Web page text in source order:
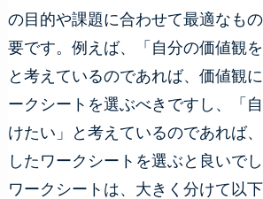
の目的や課題に合わせて最適なも
要です。例えば、「自分の価値観を
と考えているのであれば、価値観
ークシートを選ぶべきですし、「
けたい」と考えているのであれば
したワークシートを選ぶと良いで
ワークシートは、大きく分けて以